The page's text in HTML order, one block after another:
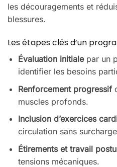
les découragements et
blessures.
Les étapes clés d’un
Évaluation initialepar un
identifier les besoins
Renforcement progressif
muscles profonds.
Inclusion d’exercices
circulation sans
Étirements et travail
tensions mécaniques.